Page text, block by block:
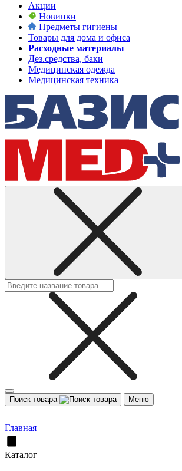
Акции
Новинки
Предметы гигиены
Товары для дома и офиса
Расходные материалы
Дез.средства, баки
Медицинская одежда
Медицинская техника
Поиск товара Меню
Главная
Каталог